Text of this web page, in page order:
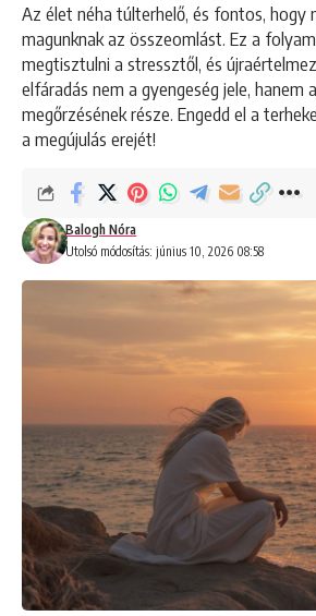
Az élet néha túlterhelő, és fontos, hogy
magunknak az összeomlást. Ez a
megtisztulni a stressztől, és
elfáradás nem a gyengeség jele, hanem
megőrzésének része. Engedd el a
a megújulás erejét!
Utolsó módosítás: június 10, 2026 08:58
Balogh Nóra